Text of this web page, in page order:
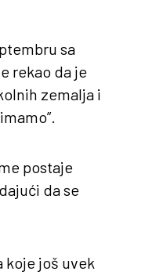
sa
rekao da je
zemalja i
postaje
da se
koje još uvek